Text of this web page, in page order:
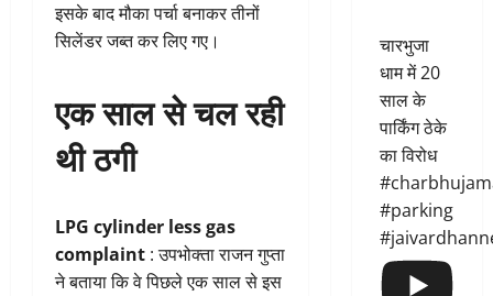
इसके बाद मौका पर्चा बनाकर तीनों
सिलेंडर जब्त कर लिए गए।
एक साल से चल रही
थी ठगी
LPG cylinder less gas
complaint : उपभोक्ता राजन गुप्ता
ने बताया कि वे पिछले एक साल से इस
चारभुजा
धाम में 20
साल के
पार्किंग ठेके
का विरोध
#parking